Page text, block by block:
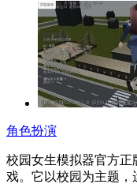
角色扮演
校园女生模拟器官方
戏。它以校园为主题